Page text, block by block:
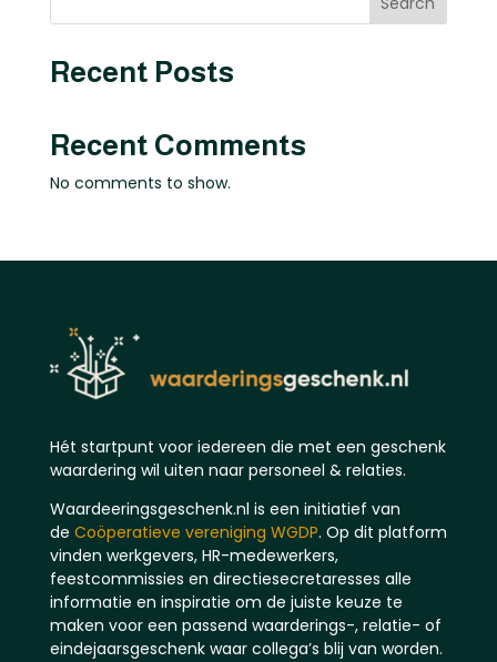
Recent Posts
Recent Comments
No comments to show.
Hét startpunt voor iedereen die met een geschenk
waardering wil uiten naar personeel & relaties.
Waardeeringsgeschenk.nl is een initiatief van
de Coöperatieve vereniging WGDP. Op dit platform
vinden werkgevers, HR-medewerkers,
feestcommissies en directiesecretaresses alle
informatie en inspiratie om de juiste keuze te
maken voor een passend waarderings-, relatie- of
eindejaarsgeschenk waar collega’s blij van worden.